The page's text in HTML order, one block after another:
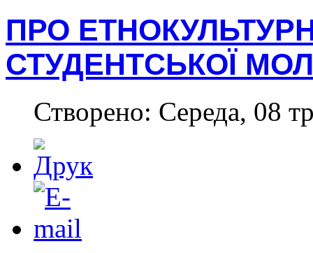
ПРО
СТУДЕНТСЬКОЇ
Створено: Середа, 08